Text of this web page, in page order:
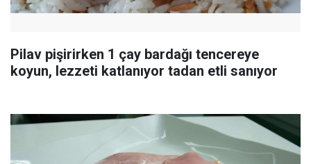
Pilav pişirirken 1 çay bardağı tencereye
koyun, lezzeti katlanıyor tadan etli sanıyor